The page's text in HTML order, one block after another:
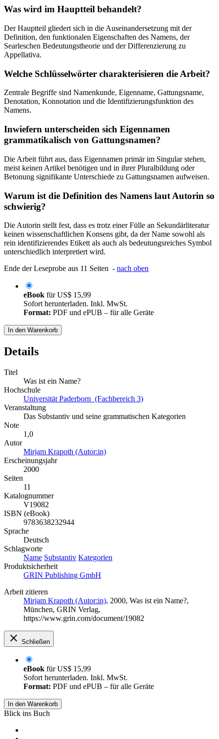
Was wird im Hauptteil behandelt?
Der Hauptteil gliedert sich in die Auseinandersetzung mit der
Definition, den funktionalen Eigenschaften des Namens, der
Searleschen Bedeutungstheorie und der Differenzierung zu
Appellativa.
Welche Schlüsselwörter charakterisieren die Arbeit?
Zentrale Begriffe sind Namenkunde, Eigenname, Gattungsname,
Denotation, Konnotation und die Identifizierungsfunktion des
Namens.
Inwiefern unterscheiden sich Eigennamen
grammatikalisch von Gattungsnamen?
Die Arbeit führt aus, dass Eigennamen primär im Singular stehen,
meist keinen Artikel benötigen und in ihrer Pluralbildung oder
Betonung signifikante Unterschiede zu Gattungsnamen aufweisen.
Warum ist die Definition des Namens laut Autorin so
schwierig?
Die Autorin stellt fest, dass es trotz einer Fülle an Sekundärliteratur
keinen wissenschaftlichen Konsens gibt, da der Name sowohl als
rein identifizierendes Etikett als auch als bedeutungsreiches Symbol
unterschiedlich interpretiert wird.
Ende der Leseprobe aus 11 Seiten - nach oben
eBook fürUS$ 15,99
Sofort herunterladen. Inkl. MwSt.
Format: PDF und ePUB – für alle Geräte
In den Warenkorb
Details
Titel
Was ist ein Name?
Hochschule
Universität Paderborn (Fachbereich 3)
Veranstaltung
Das Substantiv und seine grammatischen Kategorien
Note
1,0
Autor
Mirjam Krapoth (Autor:in)
Erscheinungsjahr
2000
Seiten
11
Katalognummer
V19082
ISBN (eBook)
9783638232944
Sprache
Deutsch
Schlagworte
Name Substantiv Kategorien
Produktsicherheit
GRIN Publishing GmbH
Arbeit zitieren
Mirjam Krapoth (Autor:in), 2000, Was ist ein Name?,
München, GRIN Verlag,
https://www.grin.com/document/19082
Schließen
eBook fürUS$ 15,99
Sofort herunterladen. Inkl. MwSt.
Format: PDF und ePUB – für alle Geräte
In den Warenkorb
Blick ins Buch